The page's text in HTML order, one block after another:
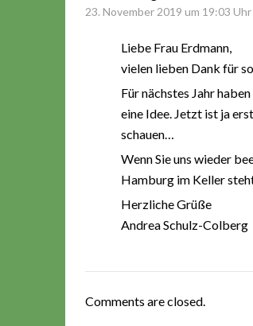
23. November 2019 um 19:03 Uhr
Liebe Frau Erdmann,
vielen lieben Dank für
Für nächstes Jahr
eine Idee. Jetzt ist ja
schauen…
Wenn Sie uns wieder
Hamburg im Keller
Herzliche Grüße
Andrea Schulz-Colberg
Comments are closed.